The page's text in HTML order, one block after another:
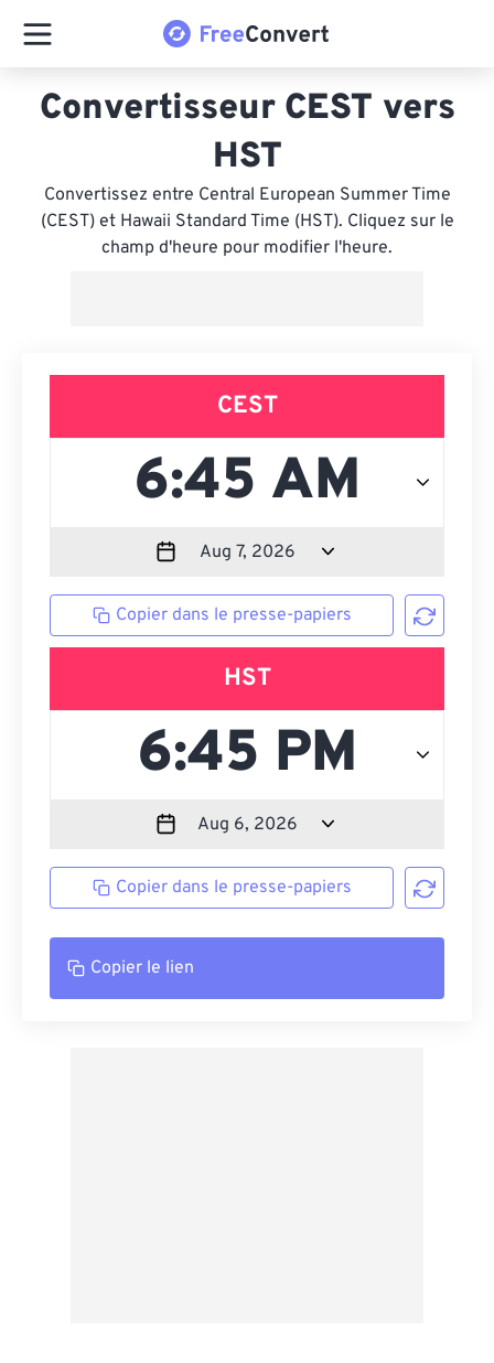
Convertisseur CEST vers
HST
Convertissez entre Central European Summer Time
(CEST) et Hawaii Standard Time (HST). Cliquez sur le
champ d'heure pour modifier l'heure.
CEST
Copier dans le presse-papiers
HST
Copier dans le presse-papiers
Copier le lien